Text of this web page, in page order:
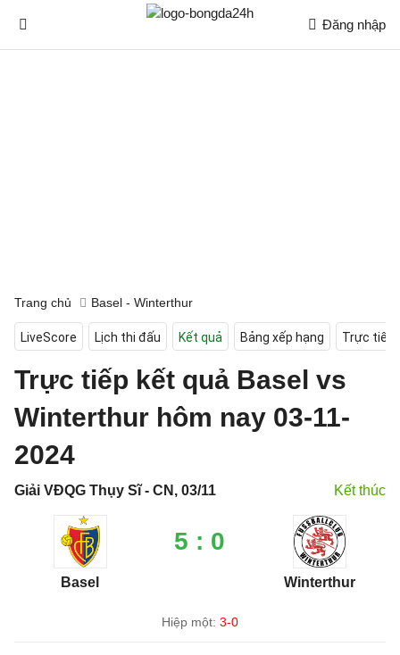
Đăng nhập
Trang chủ Basel - Winterthur
LiveScore Lịch thi đấu Kết quả Bảng xếp hạng Trực tiếp
Trực tiếp kết quả Basel vs
Winterthur hôm nay 03-11-
2024
Giải VĐQG Thụy Sĩ - CN, 03/11 Kết thúc
Basel
5 : 0
Winterthur
Hiệp một: 3-0